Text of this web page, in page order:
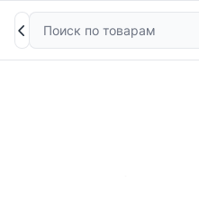
Поиск